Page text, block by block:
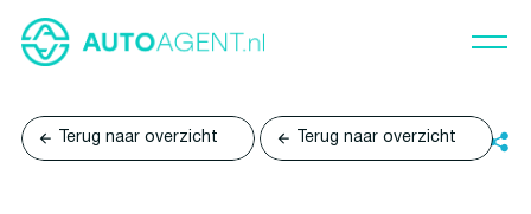
Terug naar overzicht Terug naar overzicht